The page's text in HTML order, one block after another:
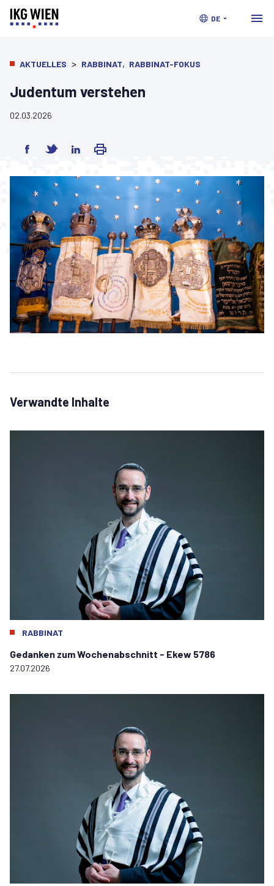
DE
AKTUELLES > RABBINAT, RABBINAT-FOKUS
Judentum verstehen
02.03.2026
Verwandte Inhalte
RABBINAT
Gedanken zum Wochenabschnitt - Ekew 5786
27.07.2026